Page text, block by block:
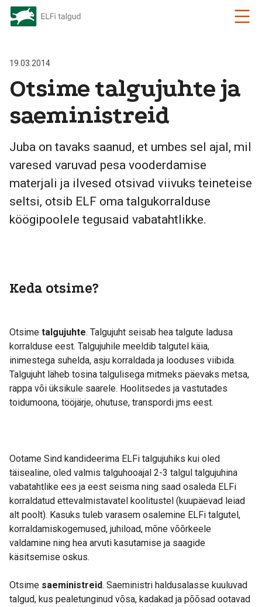
19.03.2014
Otsime talgujuhte ja
saeministreid
Juba on tavaks saanud, et umbes sel ajal, mil
varesed varuvad pesa vooderdamise
materjali ja ilvesed otsivad viivuks teineteise
seltsi, otsib ELF oma talgukorralduse
köögipoolele tegusaid vabatahtlikke.
Keda otsime?
Otsime talgujuhte. Talgujuht seisab hea talgute ladusa
korralduse eest. Talgujuhile meeldib talgutel käia,
inimestega suhelda, asju korraldada ja looduses viibida.
Talgujuht läheb tosina talgulisega mitmeks päevaks metsa,
rappa või üksikule saarele. Hoolitsedes ja vastutades
toidumoona, tööjärje, ohutuse, transpordi jms eest.
Ootame Sind kandideerima ELFi talgujuhiks kui oled
täisealine, oled valmis talguhooajal 2-3 talgul talgujuhina
vabatahtlike ees ja eest seisma ning saad osaleda ELFi
korraldatud ettevalmistavatel koolitustel (kuupäevad leiad
alt poolt). Kasuks tuleb varasem osalemine ELFi talgutel,
korraldamiskogemused, juhiload, mõne võõrkeele
valdamine ning hea arvuti kasutamise ja saagide
käsitsemise oskus.
Otsime saeministreid. Saeministri haldusalasse kuuluvad
talgud, kus pealetunginud võsa, kadakad ja põõsad ootavad